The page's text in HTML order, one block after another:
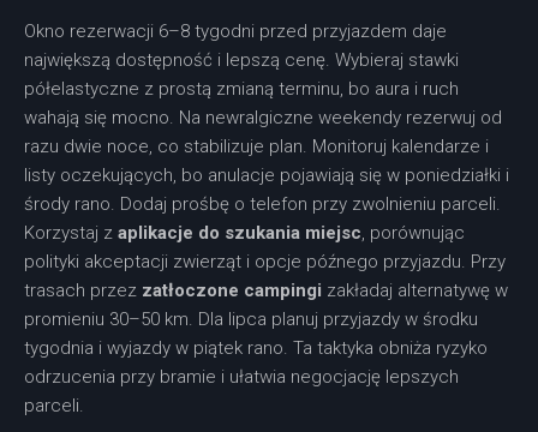
Okno rezerwacji 6–8 tygodni przed przyjazdem daje
największą dostępność i lepszą cenę. Wybieraj stawki
półelastyczne z prostą zmianą terminu, bo aura i ruch
wahają się mocno. Na newralgiczne weekendy rezerwuj od
razu dwie noce, co stabilizuje plan. Monitoruj kalendarze i
listy oczekujących, bo anulacje pojawiają się w poniedziałki i
środy rano. Dodaj prośbę o telefon przy zwolnieniu parceli.
Korzystaj z aplikacje do szukania miejsc, porównując
polityki akceptacji zwierząt i opcje późnego przyjazdu. Przy
trasach przez zatłoczone campingi zakładaj alternatywę w
promieniu 30–50 km. Dla lipca planuj przyjazdy w środku
tygodnia i wyjazdy w piątek rano. Ta taktyka obniża ryzyko
odrzucenia przy bramie i ułatwia negocjację lepszych
parceli.